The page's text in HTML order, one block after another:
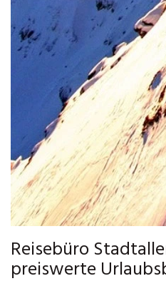
Reisebüro
preiswerte